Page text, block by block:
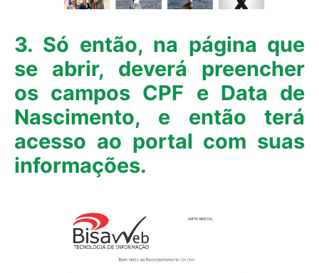
3. Só então, na página que
se abrir, deverá preencher
os campos CPF e Data de
Nascimento, e então terá
acesso ao portal com suas
informações.